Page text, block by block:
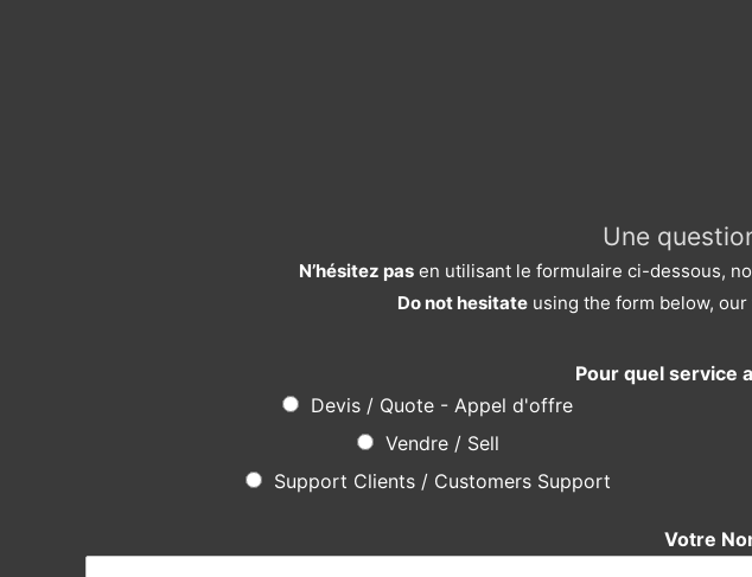
Une
N’hésitez pas en utilisant le formulaire ci-dessous,
Do not hesitate using the form below,
Pour quel service
Devis / Quote - Appel d'offre
Vendre / Sell
Support Clients / Customers Support
Votre